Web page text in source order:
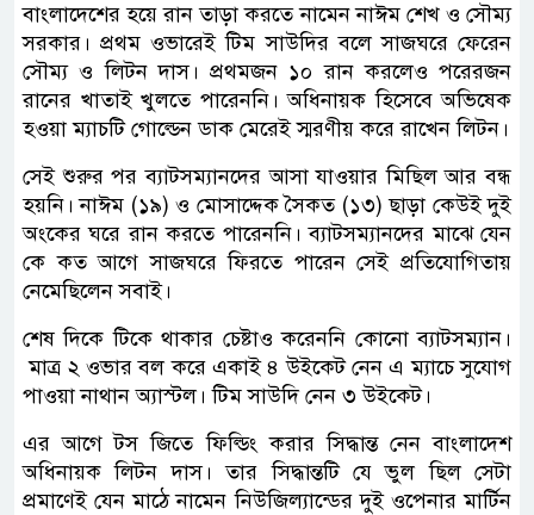
বাংলাদেশের হয়ে রান তাড়া করতে নামেন নাঈম শেখ ও সৌম্য
সরকার। প্রথম ওভারেই টিম সাউদির বলে সাজঘরে ফেরেন
সৌম্য ও লিটন দাস। প্রথমজন ১০ রান করলেও পরেরজন
রানের খাতাই খুলতে পারেননি। অধিনায়ক হিসেবে অভিষেক
হওয়া ম্যাচটি গোল্ডেন ডাক মেরেই স্মরণীয় করে রাখেন লিটন।
সেই শুরুর পর ব্যাটসম্যানদের আসা যাওয়ার মিছিল আর বন্ধ
হয়নি। নাঈম (১৯) ও মোসাদ্দেক সৈকত (১৩) ছাড়া কেউই দুই
অংকের ঘরে রান করতে পারেননি। ব্যাটসম্যানদের মাঝে যেন
কে কত আগে সাজঘরে ফিরতে পারেন সেই প্রতিযোগিতায়
নেমেছিলেন সবাই।
শেষ দিকে টিকে থাকার চেষ্টাও করেননি কোনো ব্যাটসম্যান।
মাত্র ২ ওভার বল করে একাই ৪ উইকেট নেন এ ম্যাচে সুযোগ
পাওয়া নাথান অ্যাস্টল। টিম সাউদি নেন ৩ উইকেট।
এর আগে টস জিতে ফিল্ডিং করার সিদ্ধান্ত নেন বাংলাদেশ
অধিনায়ক লিটন দাস। তার সিদ্ধান্তটি যে ভুল ছিল সেটা
প্রমাণেই যেন মাঠে নামেন নিউজিল্যান্ডের দুই ওপেনার মার্টিন